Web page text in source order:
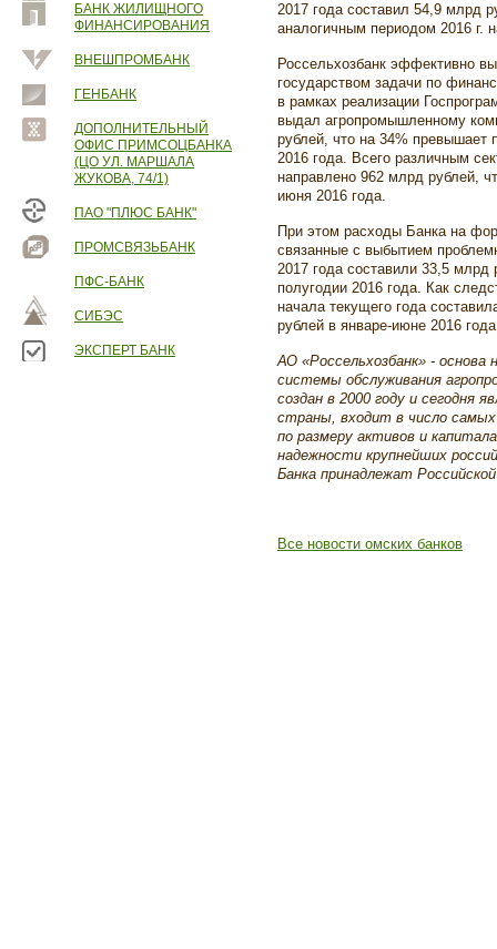
БАНК ЖИЛИЩНОГО
ФИНАНСИРОВАНИЯ
ВНЕШПРОМБАНК
ГЕНБАНК
ДОПОЛНИТЕЛЬНЫЙ
ОФИС ПРИМСОЦБАНКА
(ЦО УЛ. МАРШАЛА
ЖУКОВА, 74/1)
ПАО "ПЛЮС БАНК"
ПРОМСВЯЗЬБАНК
ПФС-БАНК
СИБЭС
ЭКСПЕРТ БАНК
2017 года составил 54,9 млрд
аналогичным периодом 2016 г.
Россельхозбанк эффективно
государством задачи по
в рамках реализации
выдал агропромышленному
рублей, что на 34% превышает
2016 года. Всего различным
направлено 962 млрд рублей,
июня 2016 года.
При этом расходы Банка на
связанные с выбытием
2017 года составили 33,5
полугодии 2016 года. Как
начала текущего года
рублей в январе-июне 2016
АО «Россельхозбанк» - основа
системы обслуживания
создан в 2000 году и сегодня
страны, входит в число
по размеру активов и
надежности крупнейших
Банка принадлежат
Все новости омских банков